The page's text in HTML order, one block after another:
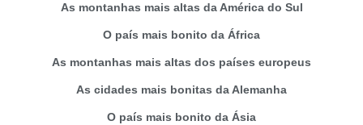
As montanhas mais altas da América do Sul
O país mais bonito da África
As montanhas mais altas dos países europeus
As cidades mais bonitas da Alemanha
O país mais bonito da Ásia